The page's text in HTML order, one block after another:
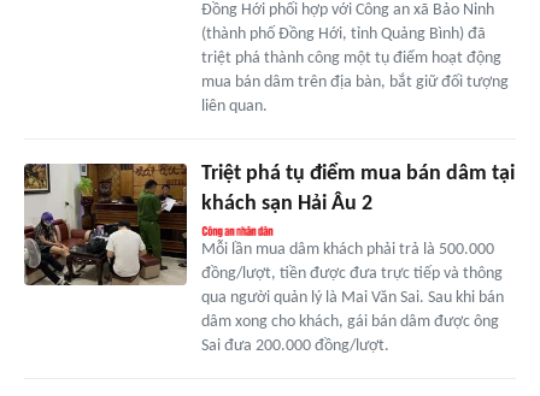
Đồng Hới phối hợp với Công an xã Bảo Ninh
(thành phố Đồng Hới, tỉnh Quảng Bình) đã
triệt phá thành công một tụ điểm hoạt động
mua bán dâm trên địa bàn, bắt giữ đối tượng
liên quan.
Triệt phá tụ điểm mua bán dâm tại
khách sạn Hải Âu 2
Mỗi lần mua dâm khách phải trả là 500.000
đồng/lượt, tiền được đưa trực tiếp và thông
qua người quản lý là Mai Văn Sai. Sau khi bán
dâm xong cho khách, gái bán dâm được ông
Sai đưa 200.000 đồng/lượt.